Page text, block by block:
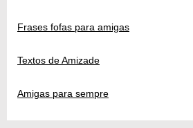
Frases fofas para amigas
Textos de Amizade
Amigas para sempre